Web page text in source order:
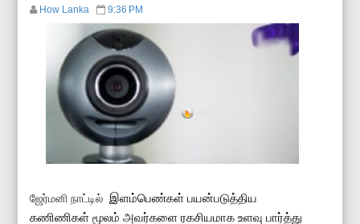
How Lanka 9:36 PM
ஜேர்மனி நாட்டில் இளம்பெண்கள் பயன்படுத்திய
கணிணிகள் மூலம் அவர்களை ரகசியமாக உளவு பார்த்து